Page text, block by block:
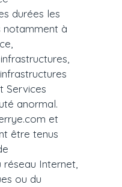
durées les
notamment à
Services
anormal.
et
être tenus
Internet,
ou du